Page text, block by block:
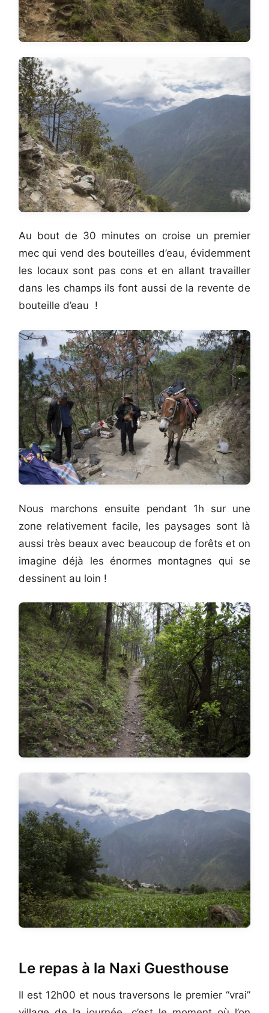
Au bout de 30 minutes on croise un premier
mec qui vend des bouteilles d’eau, évidemment
les locaux sont pas cons et en allant travailler
dans les champs ils font aussi de la revente de
bouteille d’eau !
Nous marchons ensuite pendant 1h sur une
zone relativement facile, les paysages sont là
aussi très beaux avec beaucoup de forêts et on
imagine déjà les énormes montagnes qui se
dessinent au loin !
Le repas à la Naxi Guesthouse
Il est 12h00 et nous traversons le premier “vrai”